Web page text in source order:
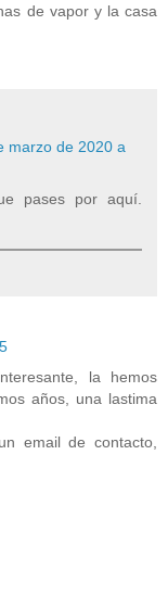
de vapor y la casa
marzo de 2020 a
pases por aquí.
la hemos
años, una lastima
email de contacto,